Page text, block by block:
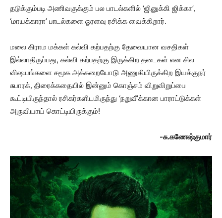
தடுக்கும்படி அணிவகுக்கும் பல பாடல்களில் ‘ஜினுக்கி ஜிக்கா’,
‘மாயக்காரா’ பாடல்களை ஓரளவு ரசிக்க வைக்கிறார்.
மலை கிராம மக்கள் கல்வி கற்பதற்கு தேவையான வசதிகள்
இல்லாதிருப்பது, கல்வி கற்பதற்கு இருக்கிற தடைகள் என சில
விஷயங்களை சமூக அக்கறையோடு அணுகியிருக்கிற இயக்குநர்
சுபாரக், திரைக்கதையில் இன்னும் கொஞ்சம் விறுவிறுப்பை
கூட்டியிருந்தால் ரசிகர்களிடமிருந்து ‘நறுவீ’க்கான பாராட்டுக்கள்
அருவியாய் கொட்டியிருக்கும்!
-சு.கணேஷ்குமார்